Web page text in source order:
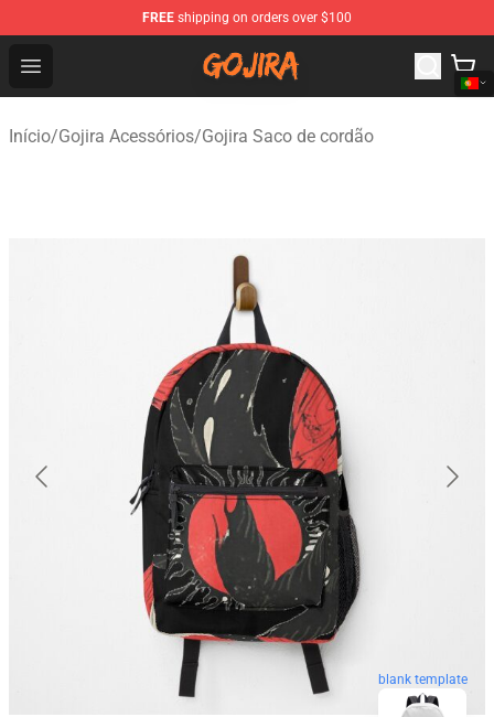
FREE shipping on orders over $100
Open menu
Gojira Shop - Official Gojira Merchandise Store
Início/Gojira Acessórios/Gojira Saco de cordão
blank template